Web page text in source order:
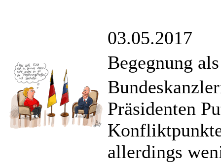
03.05.2017
Begegnung
Präsidenten
allerdings